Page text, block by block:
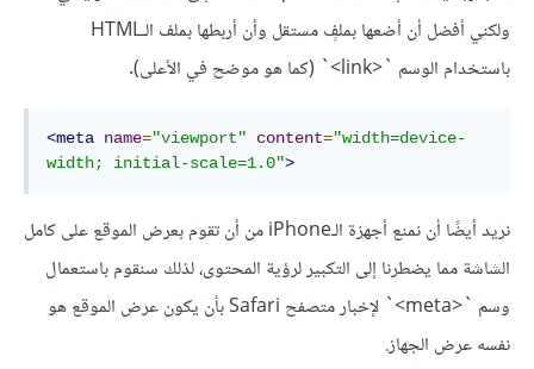
ولكني أفضل أن أضعها بملفٍ مستقل وأن أربطها بملف الـHTML
باستخدام الوسم `<link>` (كما هو موضح في الأعلى).
<meta name="viewport" content="width=device-
width; initial-scale=1.0">
نريد أيضًا أن نمنع أجهزة الـiPhone من أن تقوم بعرض الموقع على كامل
الشاشة مما يضطرنا إلى التكبير لرؤية المحتوى، لذلك سنقوم باستعمال
وسم `<meta>` لإخبار متصفح Safari بأن يكون عرض الموقع هو
نفسه عرض الجهاز.